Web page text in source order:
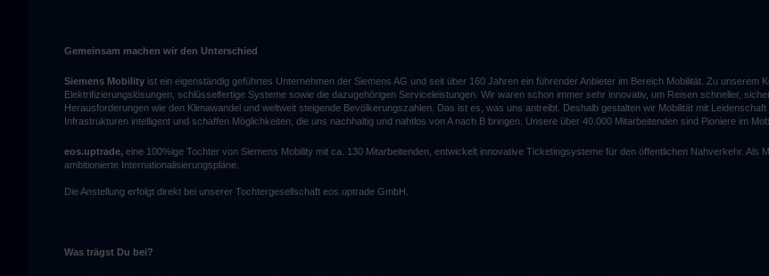
Gemeinsam machen wir den Unterschied
Siemens Mobility ist ein eigenständig geführtes Unternehmen der Siemens AG und seit über 160 Jahren ein führender Anbieter im Bereich Mobilität. Zu
Elektrifizierungslösungen, schlüsselfertige Systeme sowie die dazugehörigen Serviceleistungen. Wir waren schon immer sehr innovativ, um Reisen schneller,
Herausforderungen wie den Klimawandel und weltweit steigende Bevölkerungszahlen. Das ist es, was uns antreibt. Deshalb gestalten wir Mobilität mit
Infrastrukturen intelligent und schaffen Möglichkeiten, die uns nachhaltig und nahtlos von A nach B bringen. Unsere über 40.000 Mitarbeitenden sind Pioniere im
eos.uptrade, eine 100%ige Tochter von Siemens Mobility mit ca. 130 Mitarbeitenden, entwickelt innovative Ticketingsysteme für den öffentlichen Nahverkehr.
ambitionierte Internationalisierungspläne.
Die Anstellung erfolgt direkt bei unserer Tochtergesellschaft eos.uptrade GmbH.
Was trägst Du bei?